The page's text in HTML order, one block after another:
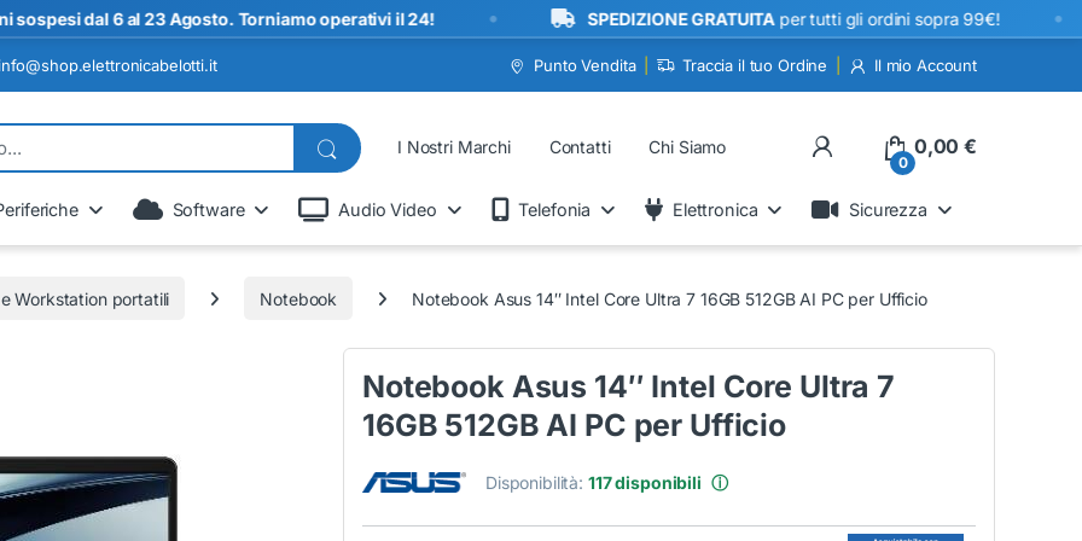
dal 6 al 23 Agosto. Torniamo operativi il 24! • SPEDIZIONE GRATUITAper tutti gli ordini sopra 99€! •
info@shop.elettronicabelotti.it Punto Vendita Traccia il tuo Ordine Il mio Account
I Nostri Marchi Contatti Chi Siamo My Account
0
0,00€
Software Audio Video Telefonia Elettronica Sicurezza
Workstation portatili Notebook Notebook Asus 14″ Intel Core Ultra 7 16GB 512GB AI PC per Ufficio
Notebook Asus 14″ Intel Core Ultra 7
16GB 512GB AI PC per Ufficio
Disponibilità: 117 disponibili ⓘ